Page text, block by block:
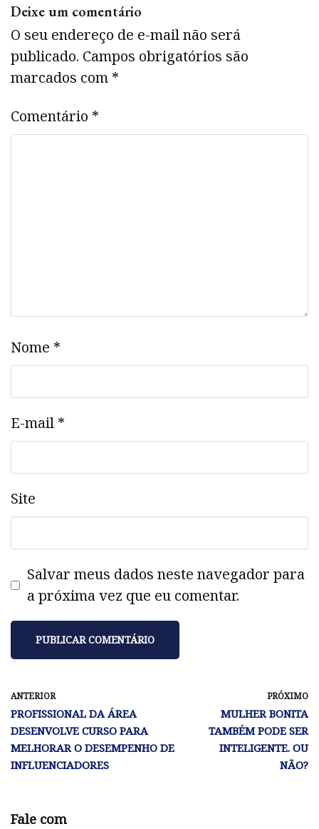
Deixe um comentário
O seu endereço de e-mail não será
publicado. Campos obrigatórios são
marcados com *
Comentário *
Nome *
E-mail *
Site
Salvar meus dados neste navegador para
a próxima vez que eu comentar.
ANTERIOR
PROFISSIONAL DA ÁREA
DESENVOLVE CURSO PARA
MELHORAR O DESEMPENHO DE
INFLUENCIADORES
PRÓXIMO
MULHER BONITA
TAMBÉM PODE SER
INTELIGENTE. OU
NÃO?
Fale com